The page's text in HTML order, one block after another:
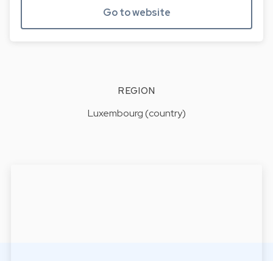
Go to website
REGION
Luxembourg (country)